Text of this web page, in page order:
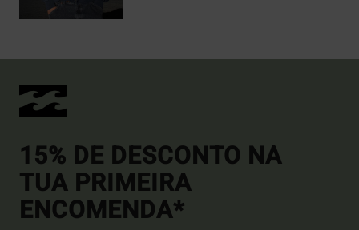
15% DE DESCONTO NA
TUA PRIMEIRA
ENCOMENDA*